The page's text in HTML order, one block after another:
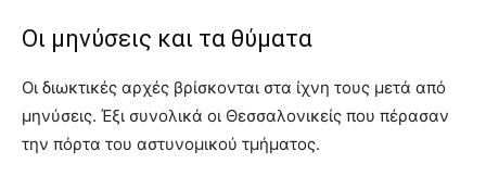
Οι μηνύσεις και τα θύματα
Οι διωκτικές αρχές βρίσκονται στα ίχνη τους μετά από
μηνύσεις. Έξι συνολικά οι Θεσσαλονικείς που πέρασαν
την πόρτα του αστυνομικού τμήματος.